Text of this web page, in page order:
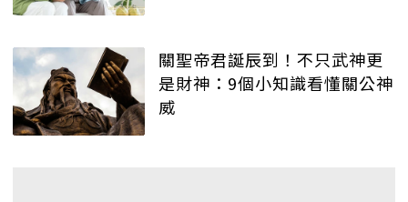
關聖帝君誕辰到！不只武神更
是財神：9個小知識看懂關公神
威